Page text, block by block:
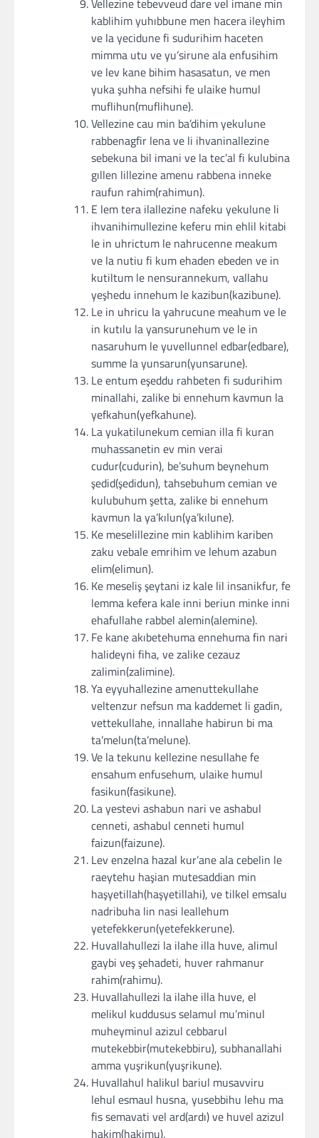
Vellezine tebevveud dare vel imane min
kablihim yuhıbbune men hacera ileyhim
ve la yecidune fi sudurihim haceten
mimma utu ve yu’sirune ala enfusihim
ve lev kane bihim hasasatun, ve men
yuka şuhha nefsihi fe ulaike humul
muflihun(muflihune).
Vellezine cau min ba’dihim yekulune
rabbenagfir lena ve li ihvaninallezine
sebekuna bil imani ve la tec’al fi kulubina
gıllen lillezine amenu rabbena inneke
raufun rahim(rahimun).
E lem tera ilallezine nafeku yekulune li
ihvanihimullezine keferu min ehlil kitabi
le in uhrictum le nahrucenne meakum
ve la nutiu fi kum ehaden ebeden ve in
kutiltum le nensurannekum, vallahu
yeşhedu innehum le kazibun(kazibune).
Le in uhricu la yahrucune meahum ve le
in kutılu la yansurunehum ve le in
nasaruhum le yuvellunnel edbar(edbare),
summe la yunsarun(yunsarune).
Le entum eşeddu rahbeten fi sudurihim
minallahi, zalike bi ennehum kavmun la
yefkahun(yefkahune).
La yukatilunekum cemian illa fi kuran
muhassanetin ev min verai
cudur(cudurin), be’suhum beynehum
şedid(şedidun), tahsebuhum cemian ve
kulubuhum şetta, zalike bi ennehum
kavmun la ya’kılun(ya’kılune).
Ke meselillezine min kablihim kariben
zaku vebale emrihim ve lehum azabun
elim(elimun).
Ke meseliş şeytani iz kale lil insanikfur, fe
lemma kefera kale inni beriun minke inni
ehafullahe rabbel alemin(alemine).
Fe kane akıbetehuma ennehuma fin nari
halideyni fiha, ve zalike cezauz
zalimin(zalimine).
Ya eyyuhallezine amenuttekullahe
veltenzur nefsun ma kaddemet li gadin,
vettekullahe, innallahe habirun bi ma
ta’melun(ta’melune).
Ve la tekunu kellezine nesullahe fe
ensahum enfusehum, ulaike humul
fasikun(fasikune).
La yestevi ashabun nari ve ashabul
cenneti, ashabul cenneti humul
faizun(faizune).
Lev enzelna hazal kur’ane ala cebelin le
raeytehu haşian mutesaddian min
haşyetillah(haşyetillahi), ve tilkel emsalu
nadribuha lin nasi leallehum
yetefekkerun(yetefekkerune).
Huvallahullezi la ilahe illa huve, alimul
gaybi veş şehadeti, huver rahmanur
rahim(rahimu).
Huvallahullezi la ilahe illa huve, el
melikul kuddusus selamul mu’minul
muheyminul azizul cebbarul
mutekebbir(mutekebbiru), subhanallahi
amma yuşrikun(yuşrikune).
Huvallahul halikul bariul musavviru
lehul esmaul husna, yusebbihu lehu ma
fis semavati vel ard(ardı) ve huvel azizul
hakim(hakimu).